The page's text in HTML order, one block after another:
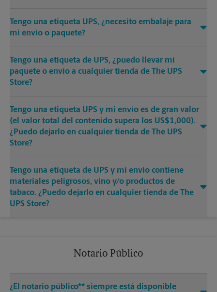
Tengo una etiqueta UPS, ¿necesito embalaje para
mi envío o paquete?
Tengo una etiqueta de UPS, ¿puedo llevar mi
paquete o envío a cualquier tienda de The UPS
Store?
Tengo una etiqueta UPS y mi envío es de gran valor
(el valor total del contenido supera los US$1,000).
¿Puedo dejarlo en cualquier tienda de The UPS
Store?
Tengo una etiqueta de UPS y mi envío contiene
materiales peligrosos, vino y/o productos de
tabaco. ¿Puedo dejarlo en cualquier tienda de The
UPS Store?
Notario Público
¿El notario público** siempre está disponible